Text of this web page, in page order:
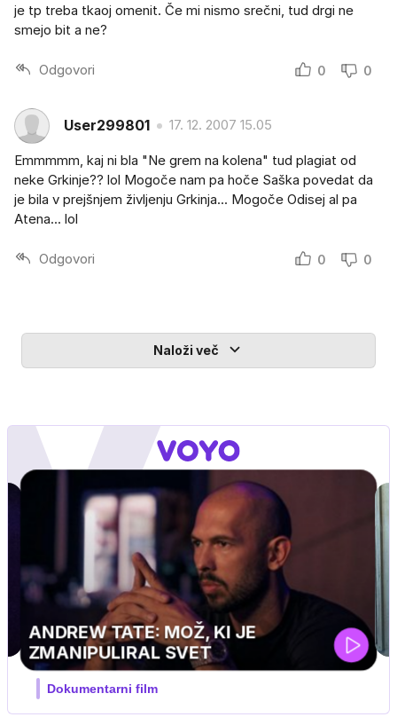
je tp treba tkaoj omenit. Če mi nismo srečni, tud drgi ne
smejo bit a ne?
Odgovori 0 0
User299801 17. 12. 2007 15.05
Emmmmm, kaj ni bla "Ne grem na kolena" tud plagiat od
neke Grkinje?? lol Mogoče nam pa hoče Saška povedat da
je bila v prejšnjem življenju Grkinja... Mogoče Odisej al pa
Atena... lol
Odgovori 0 0
Naloži več
MOJ PRIJATELJ PINGVIN
Film meseca / družinski, pustolovski